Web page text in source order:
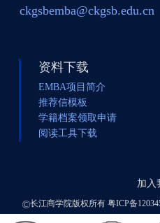
ckgsbemba@ckgsb.edu.cn
资料下载
EMBA项目简介
推荐信模板
学籍档案领取申请
阅读工具下载
加入
长江商学院版权所有 粤ICP备